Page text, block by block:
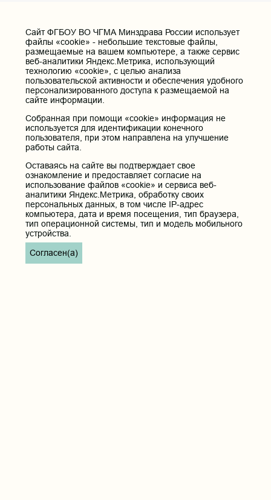
Департамент ГО ПБ
Забайкальский край
Cайт ФГБОУ ВО ЧГМА Минздрава России использует
файлы «cookie» - небольшие текстовые файлы,
размещаемые на вашем компьютере, а также сервис
веб-аналитики Яндекс.Метрика, использующий
технологию «cookie», с целью анализа
пользовательской активности и обеспечения удобного
персонализированного доступа к размещаемой на
сайте информации.
Собранная при помощи «cookie» информация не
используется для идентификации конечного
пользователя, при этом направлена на улучшение
работы сайта.
Оставаясь на сайте вы подтверждает свое
ознакомление и предоставляет согласие на
использование файлов «cookie» и сервиса веб-
аналитики Яндекс.Метрика, обработку своих
персональных данных, в том числе IP-адрес
компьютера, дата и время посещения, тип браузера,
тип операционной системы, тип и модель мобильного
устройства.
Согласен(а)